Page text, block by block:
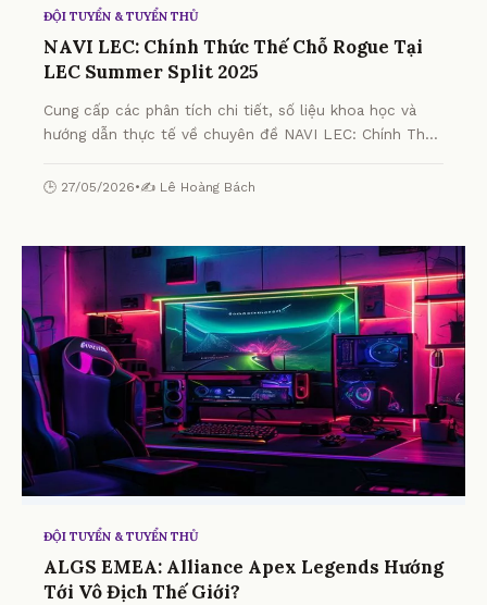
ĐỘI TUYỂN & TUYỂN THỦ
NAVI LEC: Chính Thức Thế Chỗ Rogue Tại
LEC Summer Split 2025
Cung cấp các phân tích chi tiết, số liệu khoa học và
hướng dẫn thực tế về chuyên đề NAVI LEC: Chính Thức
gia.
🕒 27/05/2026•✍️ Lê Hoàng Bách
ĐỘI TUYỂN & TUYỂN THỦ
ALGS EMEA: Alliance Apex Legends Hướng
Tới Vô Địch Thế Giới?